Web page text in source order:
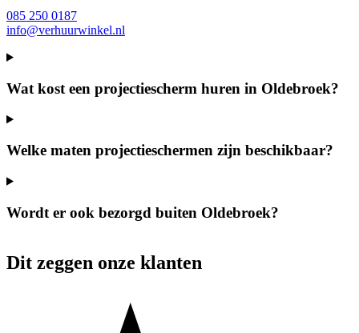
085 250 0187
info@verhuurwinkel.nl
Wat kost een projectiescherm huren in Oldebroek?
Welke maten projectieschermen zijn beschikbaar?
Wordt er ook bezorgd buiten Oldebroek?
Dit zeggen onze klanten